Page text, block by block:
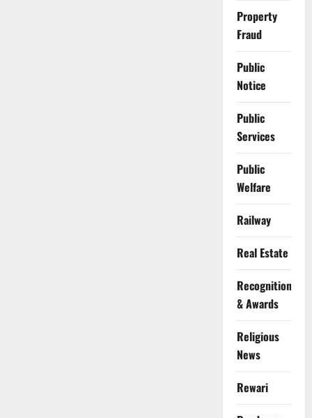
Property
Fraud
Public
Notice
Public
Services
Public
Welfare
Railway
Real Estate
Recognition
& Awards
Religious
News
Rewari